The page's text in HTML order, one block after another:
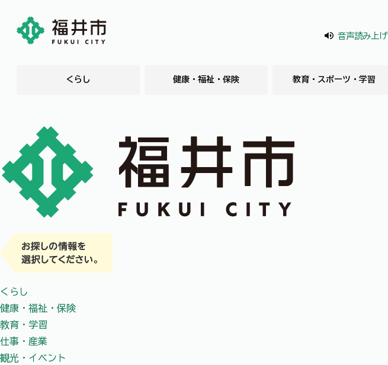
音声読み上げ
くらし 健康・福祉・保険 教育・スポーツ・学習
くらし
健康・福祉・保険
教育・学習
仕事・産業
観光・イベント